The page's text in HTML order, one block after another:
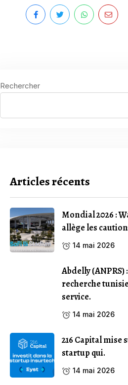
Rechercher
Articles récents
Mondial 2026 :
allège les
14 mai 2026
Abdelly (ANPRS)
recherche
service.
14 mai 2026
216 Capital mise
startup qui.
14 mai 2026